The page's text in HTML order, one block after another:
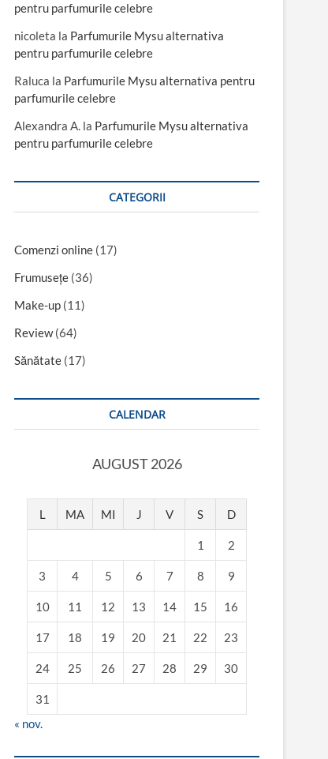
pentru parfumurile celebre
nicoleta la Parfumurile Mysu alternativa
pentru parfumurile celebre
Raluca la Parfumurile Mysu alternativa pentru
parfumurile celebre
Alexandra A. la Parfumurile Mysu alternativa
pentru parfumurile celebre
CATEGORII
Comenzi online (17)
Frumusețe (36)
Make-up (11)
Review(64)
Sănătate (17)
CALENDAR
AUGUST 2026
L MA MI J V S D
1 2
3 4 5 6 7 8 9
10 11 12 13 14 15 16
17 18 19 20 21 22 23
24 25 26 27 28 29 30
31
« nov.